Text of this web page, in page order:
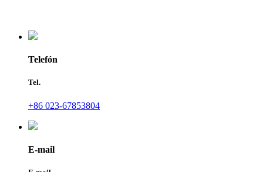
Telefón
Tel.
+86 023-67853804
E-mail